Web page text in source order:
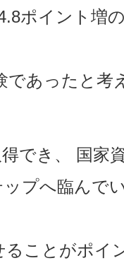
ポイント増
であったと考
でき、 国家
プへ臨んで
ことがポイ